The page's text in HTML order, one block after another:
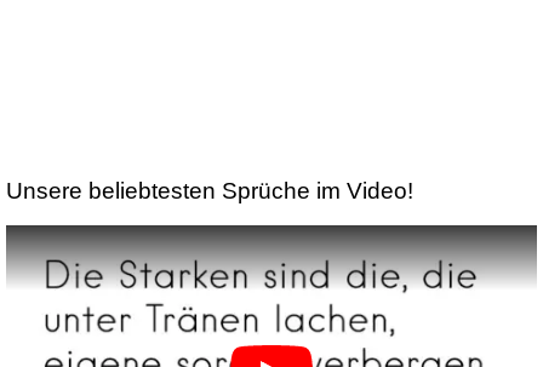
Unsere beliebtesten Sprüche im Video!